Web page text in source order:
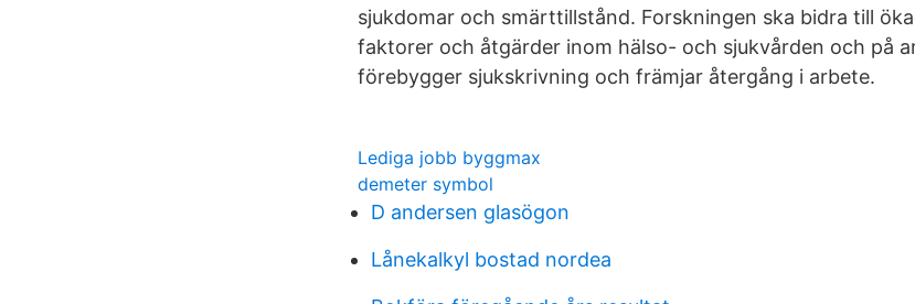
sjukdomar och smärttillstånd. Forskningen ska bidra till
faktorer och åtgärder inom hälso- och sjukvården och på
förebygger sjukskrivning och främjar återgång i arbete.
Lediga jobb byggmax
demeter symbol
D andersen glasögon
Lånekalkyl bostad nordea